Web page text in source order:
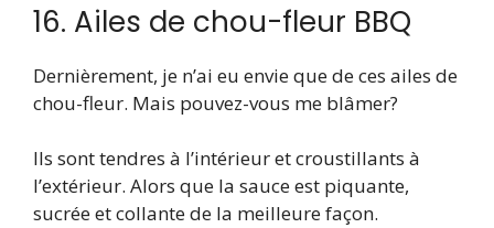
16. Ailes de chou-fleur BBQ
Dernièrement, je n’ai eu envie que de ces ailes de
chou-fleur. Mais pouvez-vous me blâmer?
Ils sont tendres à l’intérieur et croustillants à
l’extérieur. Alors que la sauce est piquante,
sucrée et collante de la meilleure façon.